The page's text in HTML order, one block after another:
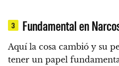
3 Fundamental en
Aquí la cosa cambió y su
tener un papel